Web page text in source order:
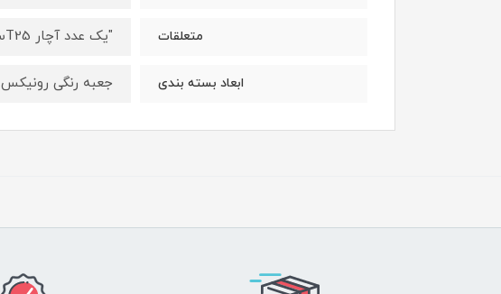
متعلقات "یک عدد آچار T25ستاره ای یک عدد سری رابط باد یک عدد بطری روغن"
ابعاد بسته بندی جعبه رنگی رونیکس